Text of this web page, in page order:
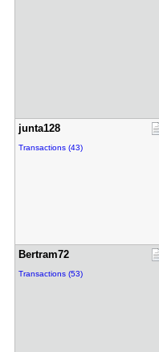
junta128
Transactions (43)
Bertram72
Transactions (53)